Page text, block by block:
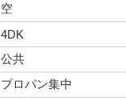
空
4DK
公共
プロパン集中